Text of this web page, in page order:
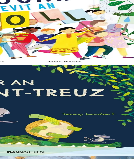
et magnifique, mais elle a besoin de notre
elle a besoin de vous. Cet album illustré,
crocodile creek
dans les marais quand la nuit tombe...
Souris en est persuadée ! Ses amis ont